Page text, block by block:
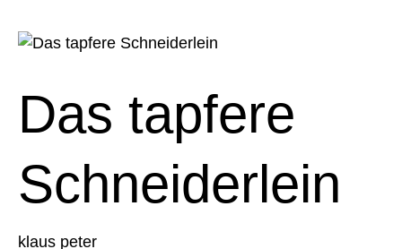
Das tapfere
Schneiderlein
klaus peter
Das